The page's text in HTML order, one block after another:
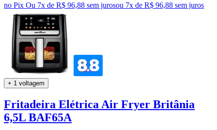
no Pix Ou 7x de R$ 96,88 sem jurosou 7x de R$ 96,88 sem juros
+ 1 voltagem
Fritadeira Elétrica Air Fryer Britânia
6,5L BAF65A